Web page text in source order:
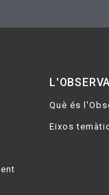
Què és
Eixos